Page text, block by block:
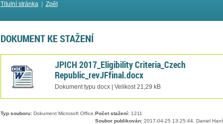
Titulní stránka| Zpět
DOKUMENT KE STAŽENÍ
JPICH 2017_Eligibility Criteria_Czech
Republic_revJFfinal.docx
Dokument typu docx | Velikost 21,29 kB
Typ souboru:Dokument Microsoft Office. Počet stažení:1211
Soubor publikován:2017-04-25 13:25:44, Daniel